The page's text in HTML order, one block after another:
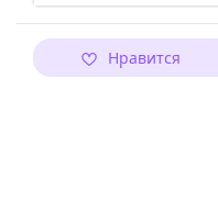
Нравится